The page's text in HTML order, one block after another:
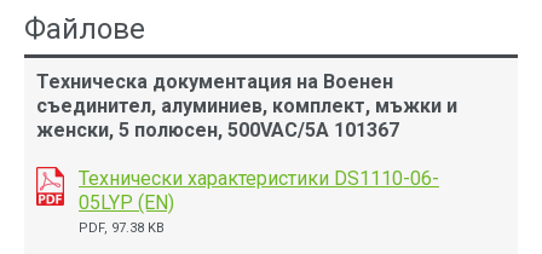
Файлове
Техническа документация на Военен
съединител, алуминиев, комплект, мъжки и
женски, 5 полюсен, 500VAC/5A 101367
Технически характеристики DS1110-06-
05LYP (EN)
PDF, 97.38 KB